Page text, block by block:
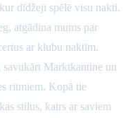
dīdžeji spēlē visu nakti.
atgādina mums par
ar klubu naktīm.
savukārt Marktkantine un
ritmiem. Kopā tie
stilus, katrs ar saviem